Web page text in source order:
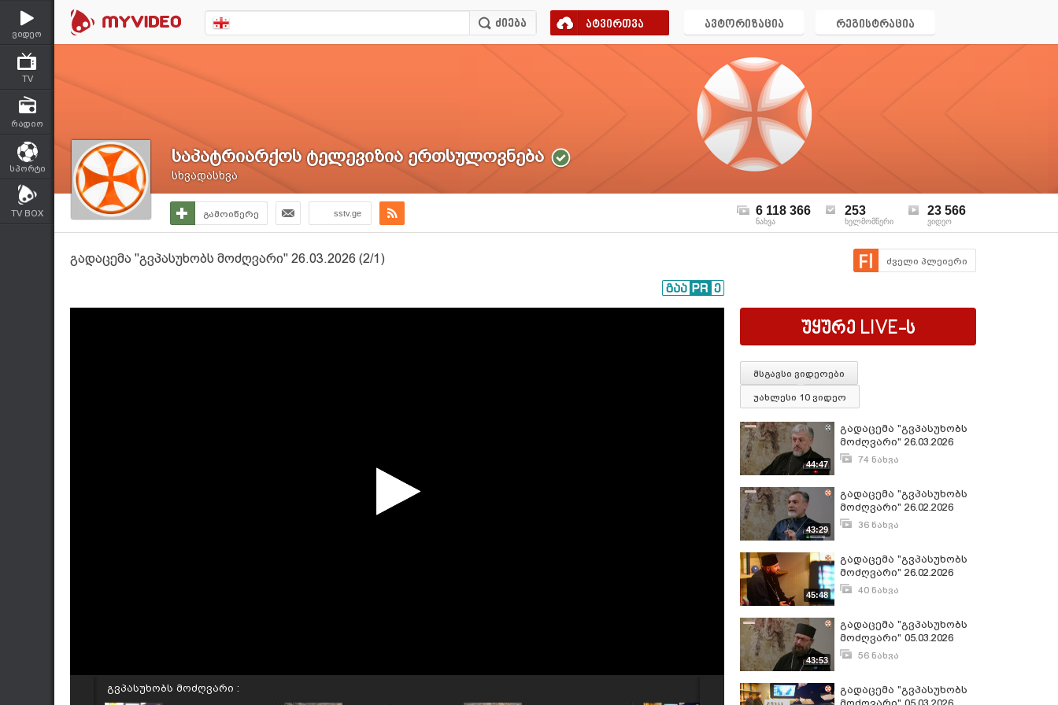
ვიდეო
TV
რადიო
სპორტი
TV BOX
ატვირთვა ავტორიზაცია რეგისტრაცია
საპატრიარქოს ტელევიზია ერთსულოვნება
სხვადასხვა
გამოიწერე sstv.ge 6 118 366
ნახვა
253
ხელმომწერი
23 566
ვიდეო
გადაცემა "გვპასუხობს მოძღვარი" 26.03.2026 (2/1) ძველი პლეიერი
გვპასუხობს მოძღვარი :
უყურე LIVE-ს
მსგავსი ვიდეოები
უახლესი 10 ვიდეო
44:47
გადაცემა "გვპასუხობს
მოძღვარი" 26.03.2026
(2/2)74 ნახვა
43:29
გადაცემა "გვპასუხობს
მოძღვარი" 26.02.2026
(2/2)36 ნახვა
45:48
გადაცემა "გვპასუხობს
მოძღვარი" 26.02.2026
(2/1)40 ნახვა
43:53
გადაცემა "გვპასუხობს
მოძღვარი" 05.03.2026
(2/2)56 ნახვა
გადაცემა "გვპასუხობს